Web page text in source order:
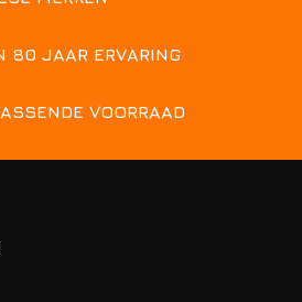
80 JAAR ERVARING
VOORRAAD